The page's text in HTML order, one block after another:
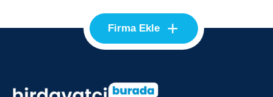
Firma Ekle +